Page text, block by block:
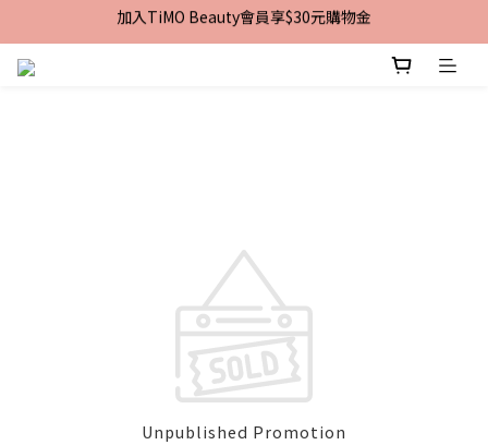
加入TiMO Beauty會員享$30元購物金
加入TiMO Beauty會員享$30元購物金
宅配｜台灣本島滿$2,499免運 | 台灣離島滿$2,999免運
Unpublished Promotion